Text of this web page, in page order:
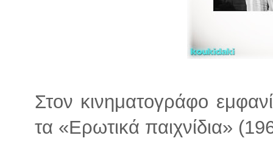
Στον κινηματογράφο
τα «Ερωτικά παιχνίδια»